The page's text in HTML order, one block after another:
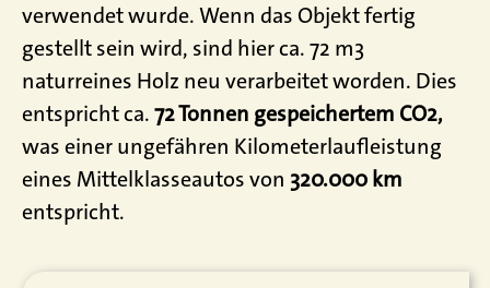
verwendet wurde. Wenn das Objekt fertig
gestellt sein wird, sind hier ca. 72 m3
naturreines Holz neu verarbeitet worden. Dies
entspricht ca.72 Tonnen gespeichertem CO2,
was einer ungefähren Kilometerlaufleistung
eines Mittelklasseautos von 320.000 km
entspricht.